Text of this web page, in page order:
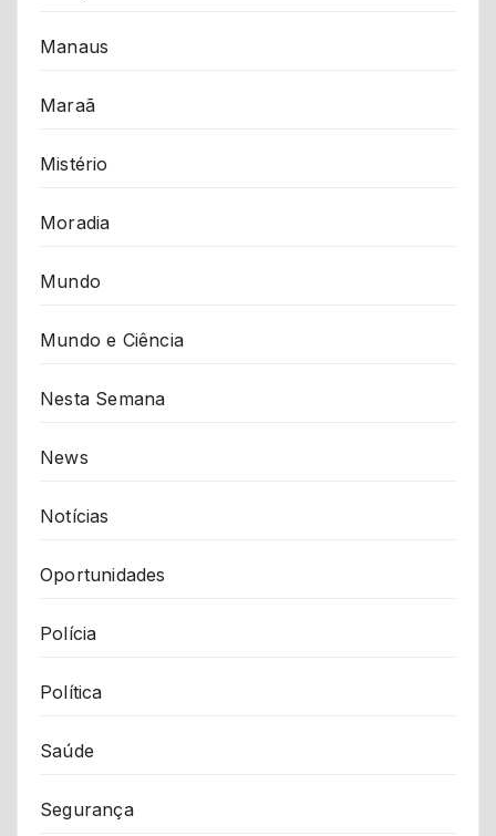
Manaus
Maraã
Mistério
Moradia
Mundo
Mundo e Ciência
Nesta Semana
News
Notícias
Oportunidades
Polícia
Política
Saúde
Segurança